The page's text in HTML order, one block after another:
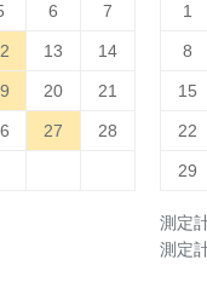
6 7
13 14
20 21
27 28
1
8
15
22
29
測定
測定